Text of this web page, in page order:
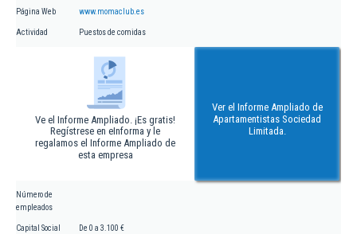
Página Web www.momaclub.es
Actividad Puestos de comidas
Ve el Informe Ampliado. ¡Es gratis!
Regístrese en eInforma y le
regalamos el Informe Ampliado de
esta empresa
Ver el Informe Ampliado de
Apartamentistas Sociedad
Limitada.
Número de
empleados
Capital Social De 0 a 3.100 €